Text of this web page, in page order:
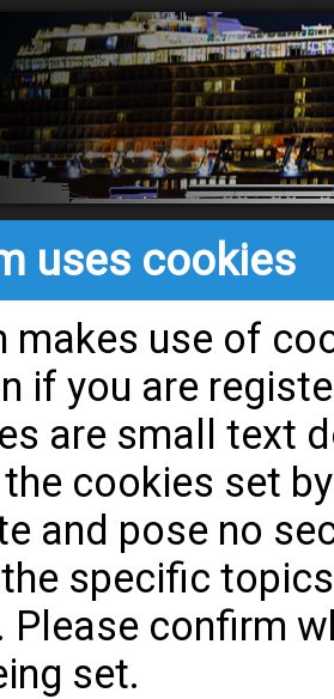
uses cookies
makes use of
if you are
are small text
cookies set
and pose no
specific
Please confirm
set.